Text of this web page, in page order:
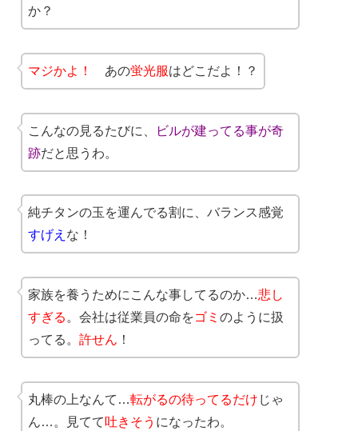
か？
マジかよ！ あの蛍光服はどこだよ！？
こんなの見るたびに、
ビルが建ってる事が奇
跡だと思うわ。
純チタンの玉を運んでる割に、バランス感覚
すげえ な！
家族を養うためにこんな事してるのか…悲し
すぎる 。会社は従業員の命をゴミ のように扱
ってる。 許せん ！
丸棒の上なんて…転がるの待ってるだけ じゃ
ん…。見てて吐きそう になったわ。